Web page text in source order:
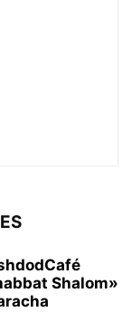
Shalom»